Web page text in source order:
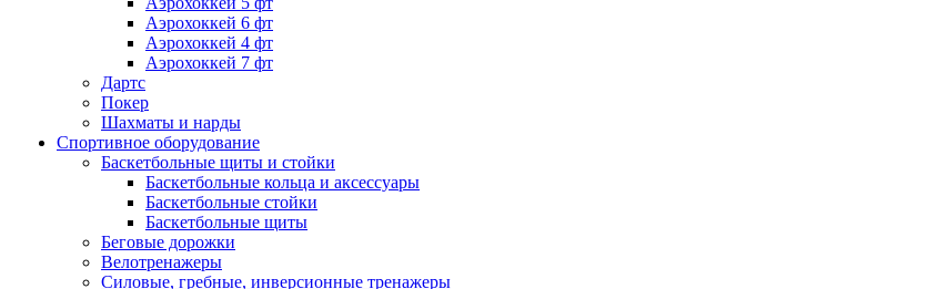
Аэрохоккей 6 фт
Аэрохоккей 4 фт
Аэрохоккей 7 фт
Дартс
Покер
Шахматы и нарды
Спортивное оборудование
Баскетбольные щиты и стойки
Баскетбольные кольца и аксессуары
Баскетбольные стойки
Баскетбольные щиты
Беговые дорожки
Велотренажеры
Силовые, гребные, инверсионные тренажеры